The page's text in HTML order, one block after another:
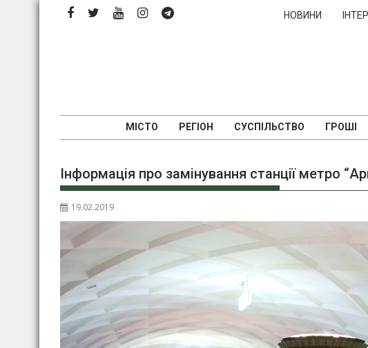
Перейти
НОВИНИ
МІСТО РЕГІОН СУСПІЛЬСТВО ГРОШІ
Інформація про замінування станції метро
19.02.2019